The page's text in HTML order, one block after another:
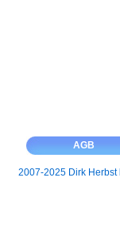
AGB
2007-2025 Dirk Herbst